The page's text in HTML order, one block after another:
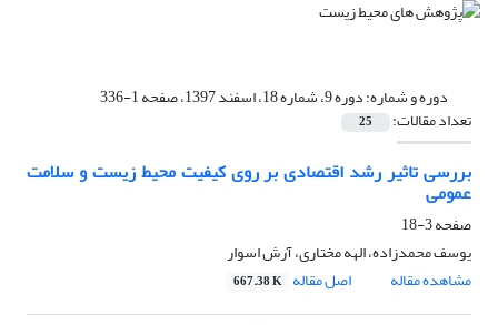
دوره و شماره:دوره 9، شماره 18، اسفند 1397، صفحه 1-336
تعداد مقالات: 25
بررسی تاثیر رشد اقتصادی بر روی کیفیت محیط زیست و سلامت
عمومی
صفحه3-18
یوسف محمدزاده، الهه مختاری، آرش اسوار
مشاهده مقاله
اصل مقاله 667.38 K